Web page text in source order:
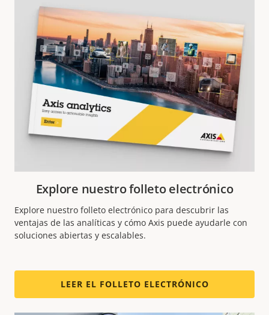
Explore nuestro folleto electrónico
Explore nuestro folleto electrónico para descubrir las
ventajas de las analíticas y cómo Axis puede ayudarle con
soluciones abiertas y escalables.
LEER EL FOLLETO ELECTRÓNICO